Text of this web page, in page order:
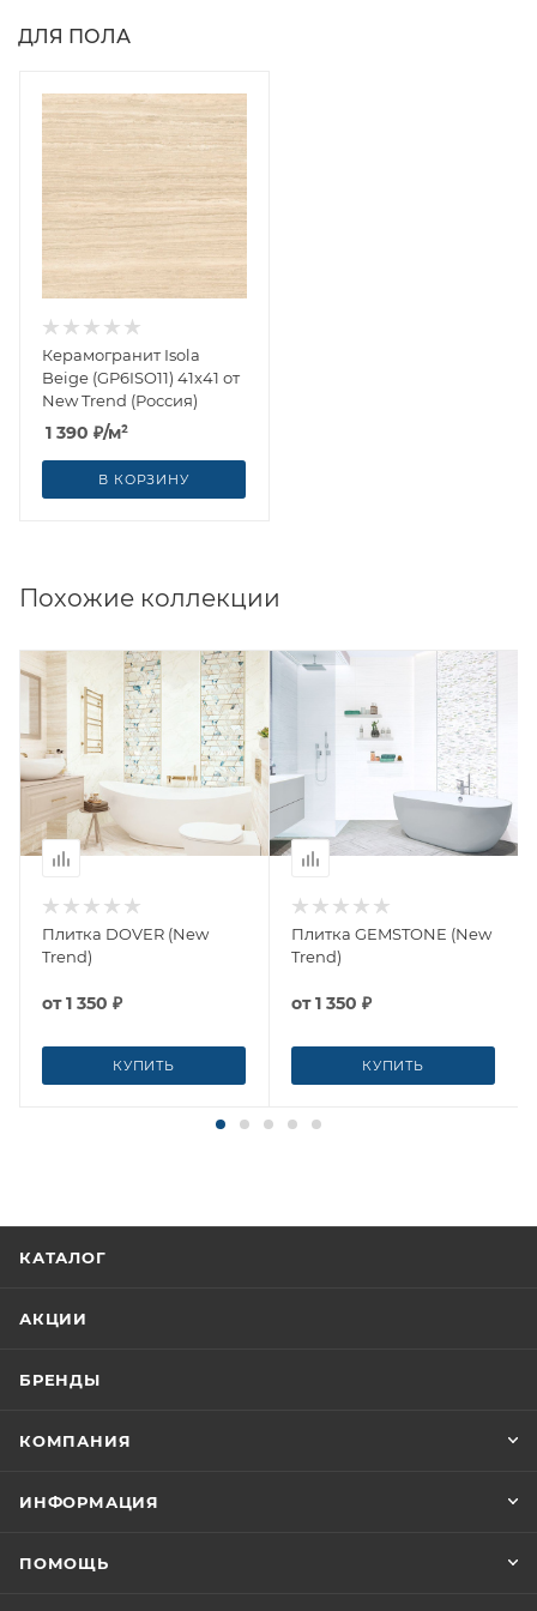
ДЛЯ ПОЛА
Керамогранит Isola
Beige (GP6ISO11) 41x41 от
New Trend (Россия)
1 390 ₽/м²
В КОРЗИНУ
Похожие коллекции
Плитка DOVER (New
Trend)
от1 350 ₽
КУПИТЬ
Плитка GEMSTONE (New
Trend)
от1 350 ₽
КУПИТЬ
КАТАЛОГ
АКЦИИ
БРЕНДЫ
КОМПАНИЯ
ИНФОРМАЦИЯ
ПОМОЩЬ